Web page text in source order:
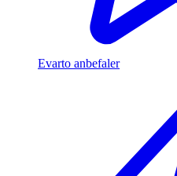
Evarto anbefaler